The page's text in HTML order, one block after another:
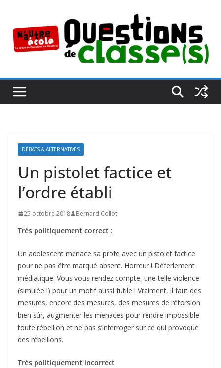
contenu
DÉBATS & ALTERNATIVES
Un pistolet factice et
l’ordre établi
25 octobre 2018 Bernard Collot
Très politiquement correct :
Un adolescent menace sa profe avec un pistolet factice
pour ne pas être marqué absent. Horreur ! Déferlement
médiatique. Vous vous rendez compte, une telle violence
(simulée !) pour un motif aussi futile ! Vraiment, il faut des
mesures, encore des mesures, des mesures de rétorsion
bien sûr, augmenter les menaces pour rendre impossible
toute rébellion et ne pas s’interroger sur ce qui provoque
des rébellions.
Très politiquement incorrect